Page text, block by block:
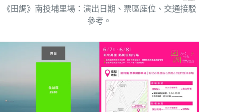
《田調》南投埔里場：演出日期、票區座位、交通接駁
參考。